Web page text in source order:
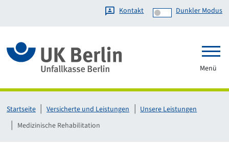
Kontakt Dunkler Modus
Menü
Startseite Versicherte und Leistungen
Unsere Leistungen
Medizinische Rehabilitation